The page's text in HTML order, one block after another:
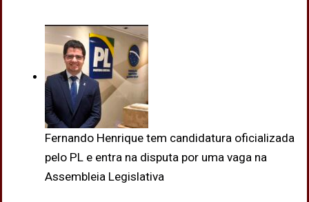
Fernando Henrique tem candidatura oficializada
pelo PL e entra na disputa por uma vaga na
Assembleia Legislativa